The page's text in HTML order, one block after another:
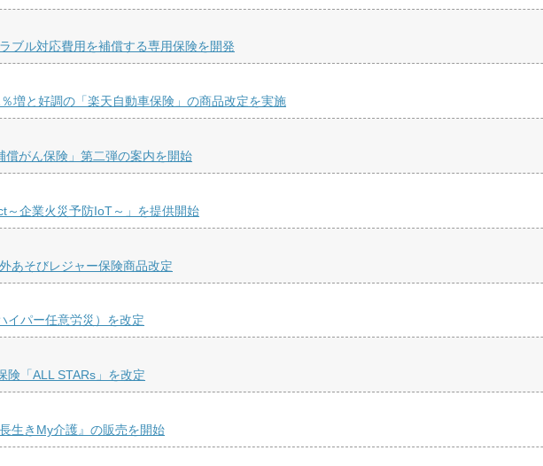
ブル対応費用を補償する専用保険を開発
増と好調の「楽天自動車保険」の商品改定を実施
償がん保険」第二弾の案内を開始
～企業火災予防IoT～」を提供開始
あそびレジャー保険商品改定
イパー任意労災）を改定
険「ALL STARs」を改定
生きMy介護』の販売を開始